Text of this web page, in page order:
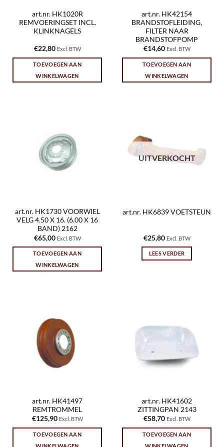
art.nr. HK1020R
REMVOERINGSET INCL.
KLINKNAGELS
€22,80 Excl. BTW
TOEVOEGEN AAN
WINKELWAGEN
art.nr. HK42154
BRANDSTOFLEIDING,
FILTER NAAR
BRANDSTOFPOMP
€14,60 Excl. BTW
TOEVOEGEN AAN
WINKELWAGEN
art.nr. HK1730 VOORWIEL
VELG 4.50 X 16. (6.00 X 16
BAND) 2162
€65,00 Excl. BTW
TOEVOEGEN AAN
WINKELWAGEN
UITVERKOCHT
art.nr. HK6839 VOETSTEUN
€25,80 Excl. BTW
LEES VERDER
art.nr. HK41497
REMTROMMEL
€125,90 Excl. BTW
TOEVOEGEN AAN
WINKELWAGEN
art.nr. HK41602
ZITTINGPAN 2143
€58,70 Excl. BTW
TOEVOEGEN AAN
WINKELWAGEN